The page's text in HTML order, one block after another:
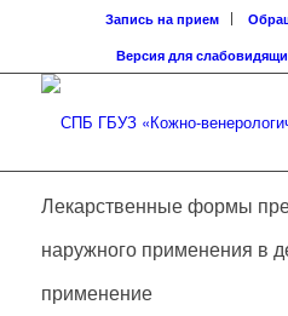
Запись на прием
Версия для
Лекарственные формы
наружного применения в
применение